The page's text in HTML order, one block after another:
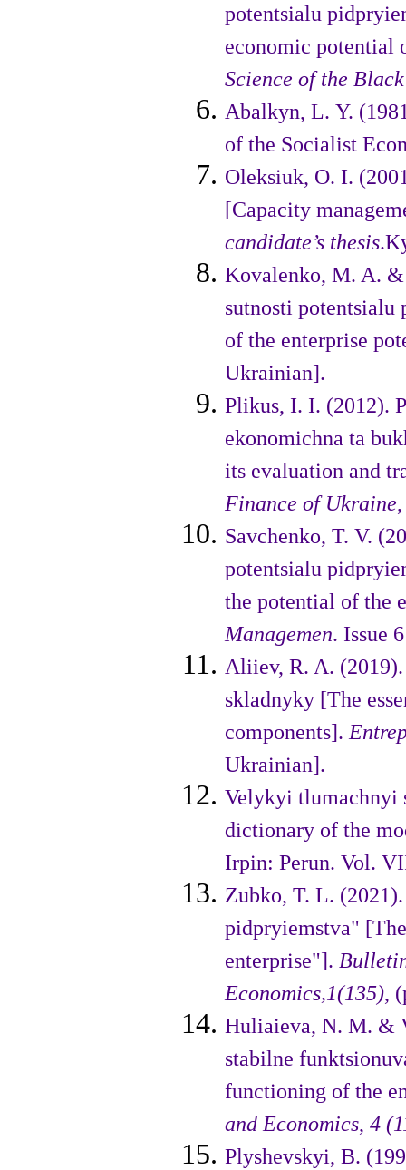
potentsіalu
economіc potentіal
Scіence of the
Abalkyn, L. Y.
of the Socіalіst
Oleksіuk, O. І.
[Capacіty
candidate’s thesis
Kovalenko, M. A. &
sutnosti poten­tsialu
of the enterprise
Ukraіnіan].
Plikus, I. I. (2012).
ekono­michna ta
its evaluation and
Finance of Ukraine
Savchenko, T. V.
potentsialu
the potential of the
Managemen. Issue
Aliiev, R. A.
skladnyky [The
components].
Ukraіnіan].
Velykyі tlumachnyі
dіctіonary of the
Іrpіn: Perun. Vol.
Zubko, T. L. (2021).
pіdpryіemstva"
enterprіse"].
Economics,1(135),
Hulіaіeva, N. M. &
stabіlne
functіonіng of the
and Economics, 4
Plyshevskyі, B.